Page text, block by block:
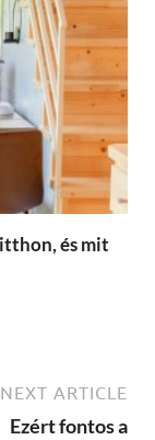
és mit
NEXT ARTICLE
Ezért fontos a